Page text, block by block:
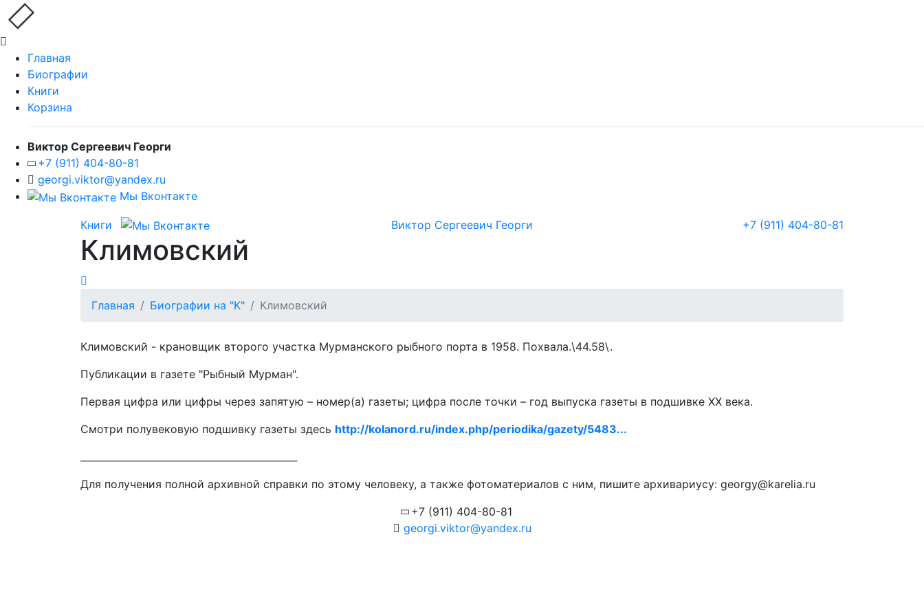
Главная
Биографии
Книги
Корзина
Виктор Сергеевич Георги
+7 (911) 404-80-81
georgi.viktor@yandex.ru
Мы Вконтакте
Книги Виктор Сергеевич Георги +7 (911) 404-80-81
Климовский
Главная Биографии на "К" Климовский
Климовский - крановщик второго участка Мурманского рыбного порта в 1958. Похвала.\44.58\.
Публикации в газете "Рыбный Мурман".
Первая цифра или цифры через запятую – номер(а) газеты; цифра после точки – год выпуска газеты в подшивке ХХ века.
Смотри полувековую подшивку газеты здесь http://kolanord.ru/index.php/periodika/gazety/5483...
Для получения полной архивной справки по этому человеку, а также фотоматериалов с ним, пишите архивариусу: georgy@karelia.ru
+7 (911) 404-80-81
georgi.viktor@yandex.ru